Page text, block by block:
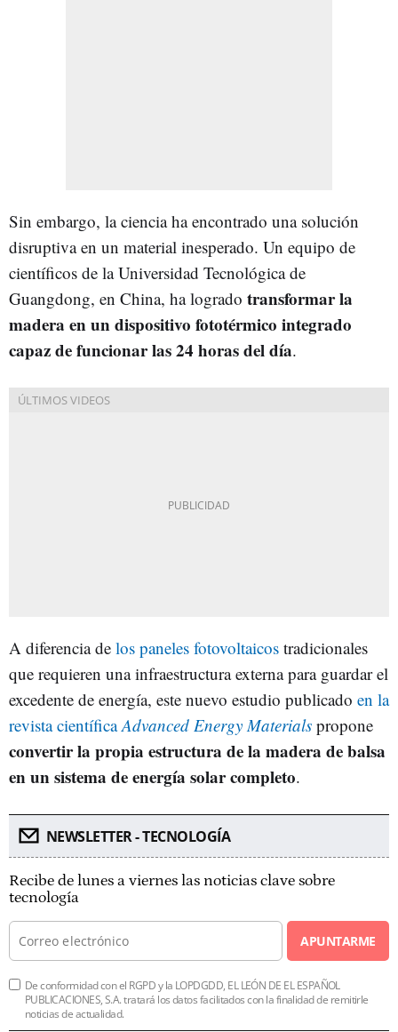
Sin embargo, la ciencia ha encontrado una solución
disruptiva en un material inesperado. Un equipo de
científicos de la Universidad Tecnológica de
Guangdong, en China, ha logrado transformar la
madera en un dispositivo fototérmico integrado
capaz de funcionar las 24 horas del día.
A diferencia de los paneles fotovoltaicos tradicionales
que requieren una infraestructura externa para guardar el
excedente de energía, este nuevo estudio publicado en la
revista científicaAdvanced Energy Materials propone
convertir la propia estructura de la madera de balsa
en un sistema de energía solar completo.
NEWSLETTER - TECNOLOGÍA
Recibe de lunes a viernes las noticias clave sobre
tecnología
APUNTARME
De conformidad con el RGPD y la LOPDGDD, EL LEÓN DE EL ESPAÑOL
PUBLICACIONES, S.A. tratará los datos facilitados con la finalidad de remitirle
noticias de actualidad.